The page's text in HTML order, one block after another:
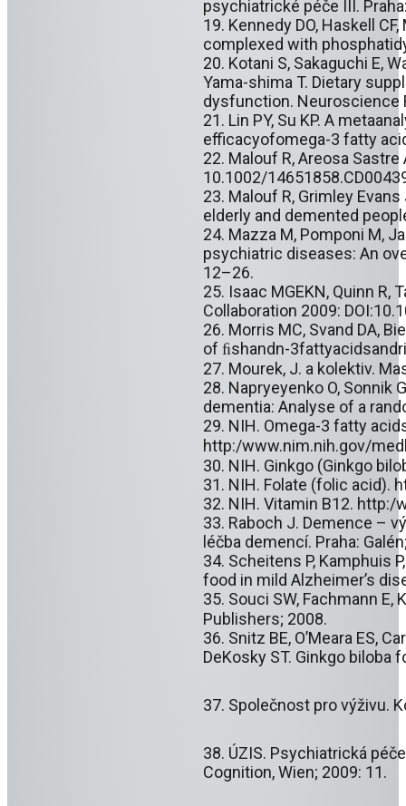
psychiatrické péče III.
19. Kennedy DO, Haskell
complexed with
20. Kotani S, Sakaguchi E,
Yama-shima T. Dietary
dysfunction. Neuroscience
21. Lin PY, Su KP. A
efficacyofomega-3 fatty
22. Malouf R, Areosa
10.1002/
23. Malouf R, Grimley
elderly and demented
24. Mazza M, Pomponi M,
psychiatric diseases: An
12–26.
25. Isaac MGEKN, Quinn
Collaboration 2009:
26. Morris MC, Svand DA,
of ﬁshandn-
27. Mourek, J. a kolektiv.
28. Napryeyenko O, Sonnik
dementia: Analyse of a
29. NIH. Omega-3 fatty
http:/www.nim.nih.gov/
30. NIH. Ginkgo (Ginkgo
31. NIH. Folate (folic
32. NIH. Vitamin B12.
33. Raboch J. Demence –
léčba demencí. Praha:
34. Scheitens P, Kamphuis
food in mild Alzheimer’s
35. Souci SW, Fachmann
Publishers; 2008.
36. Snitz BE, O’Meara ES,
DeKosky ST. Ginkgo
37. Společnost pro výživu.
38. ÚZIS. Psychiatrická
Cognition, Wien; 2009: 11.